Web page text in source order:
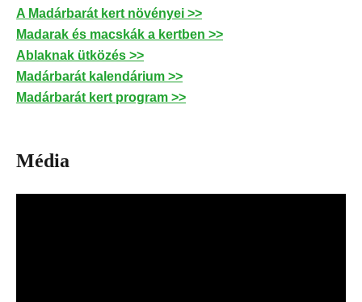
A Madárbarát kert növényei >>
Madarak és macskák a kertben >>
Ablaknak ütközés >>
Madárbarát kalendárium >>
Madárbarát kert program >>
Média